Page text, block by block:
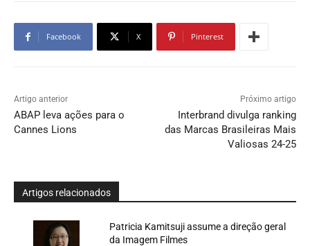
Facebook X Pinterest
Artigo anterior
ABAP leva ações para o
Cannes Lions
Próximo artigo
Interbrand divulga ranking
das Marcas Brasileiras Mais
Valiosas 24-25
Artigos relacionados
Patricia Kamitsuji assume a direção geral
da Imagem Filmes